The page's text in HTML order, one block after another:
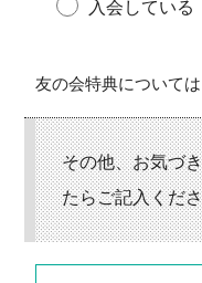
入会している
友の会特典については
その他、お気づ
たらご記入くだ